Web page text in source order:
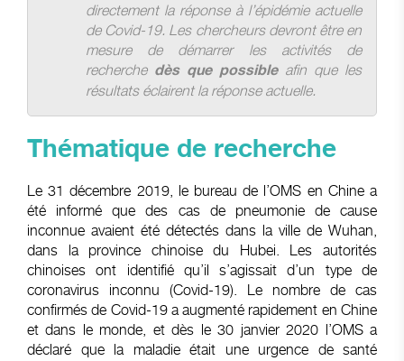
directement la réponse à l’épidémie actuelle
de Covid-19. Les chercheurs devront être en
mesure de démarrer les activités de
recherche dès que possibleafin que les
résultats éclairent la réponse actuelle.
Thématique de recherche
Le 31 décembre 2019, le bureau de l’OMS en Chine a
été informé que des cas de pneumonie de cause
inconnue avaient été détectés dans la ville de Wuhan,
dans la province chinoise du Hubei. Les autorités
chinoises ont identifié qu’il s’agissait d’un type de
coronavirus inconnu (Covid-19). Le nombre de cas
confirmés de Covid-19 a augmenté rapidement en Chine
et dans le monde, et dès le 30 janvier 2020 l’OMS a
déclaré que la maladie était une urgence de santé